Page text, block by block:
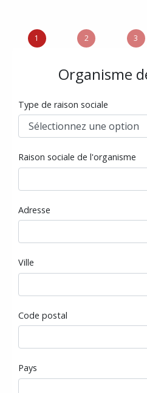
1 2 3
Organisme
Type de raison sociale
Raison sociale de l'organisme
Adresse
Ville
Code postal
Pays